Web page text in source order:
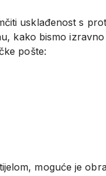
usklađenost s
kako bismo
pošte:
moguće je